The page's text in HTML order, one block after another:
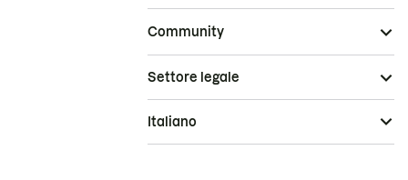
Community
Settore legale
Italiano